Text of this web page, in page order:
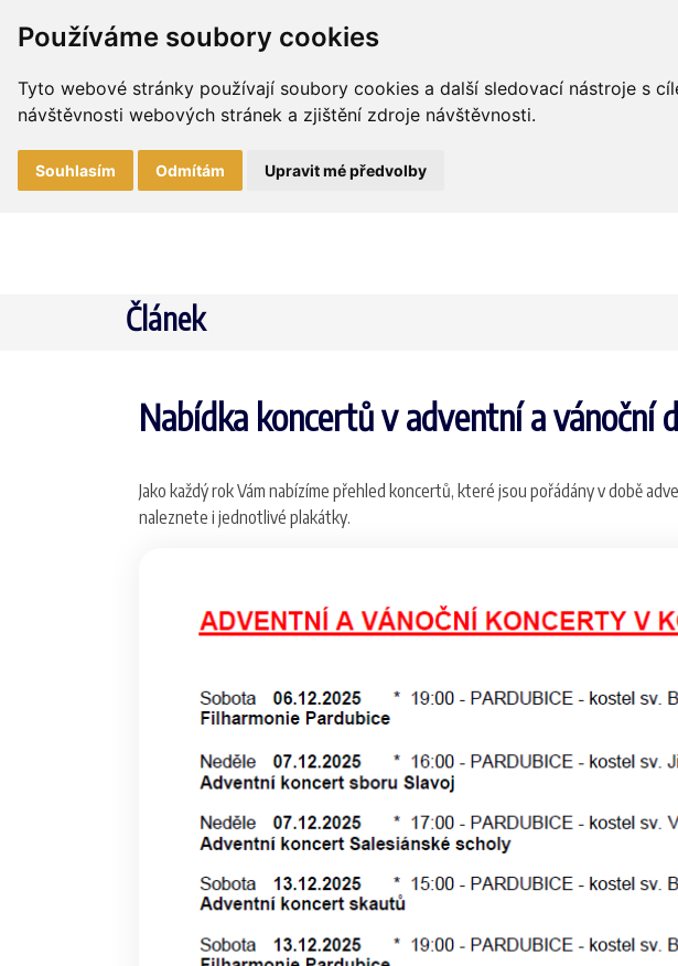
Používáme soubory cookies
Tyto webové stránky používají soubory cookies a další sledovací nástroje s
návštěvnosti webových stránek a zjištění zdroje návštěvnosti.
Souhlasím Odmítám Upravit mé předvolby
Článek
Nabídka koncertů v adventní a vánoční
Jako každý rok Vám nabízíme přehled koncertů, které jsou pořádány v době
naleznete i jednotlivé plakátky.